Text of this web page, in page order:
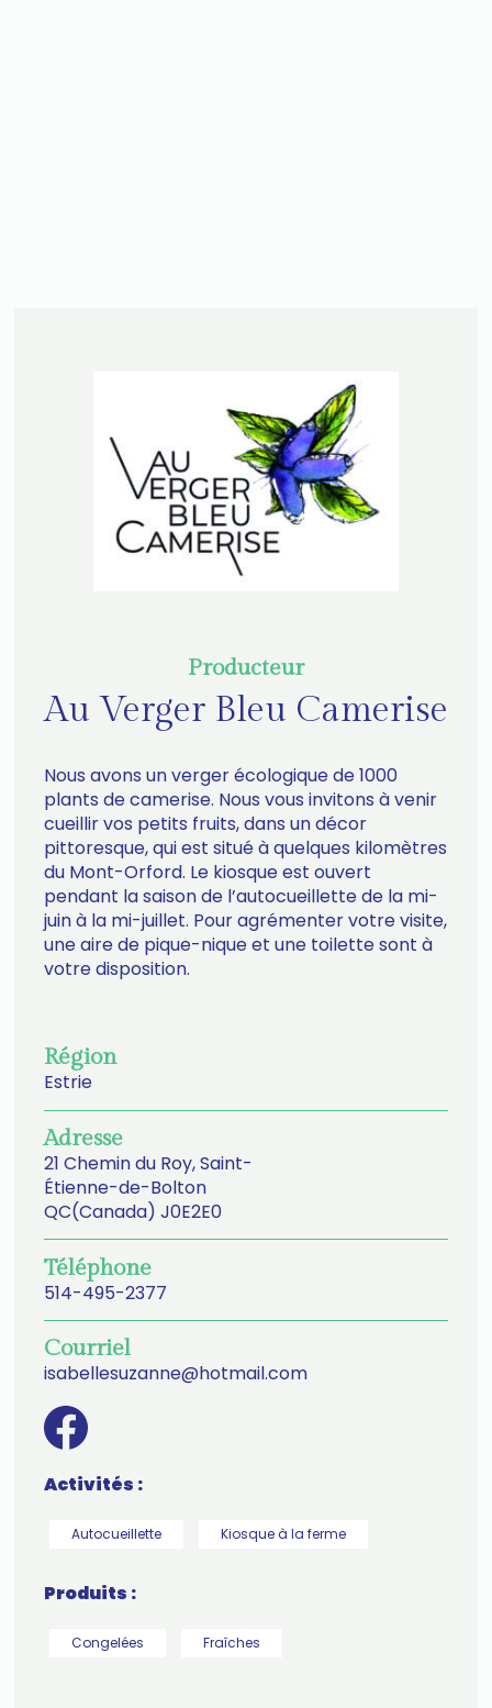
Producteur
Au Verger Bleu Camerise
Nous avons un verger écologique de 1000
plants de camerise. Nous vous invitons à venir
cueillir vos petits fruits, dans un décor
pittoresque, qui est situé à quelques kilomètres
du Mont-Orford. Le kiosque est ouvert
pendant la saison de l’autocueillette de la mi-
juin à la mi-juillet. Pour agrémenter votre visite,
une aire de pique-nique et une toilette sont à
votre disposition.
Région
Estrie
Adresse
21 Chemin du Roy, Saint-
Étienne-de-Bolton
QC(Canada) J0E2E0
Téléphone
514-495-2377
Courriel
isabellesuzanne@hotmail.com
Activités :
Autocueillette Kiosque à la ferme
Produits :
Congelées Fraîches